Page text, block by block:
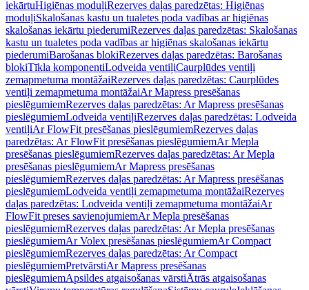
iekārtuHigiēnas moduļiRezerves daļas paredzētas: Higiēnas
moduļiSkalošanas kastu un tualetes poda vadības ar higiēnas
skalošanas iekārtu piederumiRezerves daļas paredzētas: Skalošanas
kastu un tualetes poda vadības ar higiēnas skalošanas iekārtu
piederumiBarošanas blokiRezerves daļas paredzētas: Barošanas
blokiTīkla komponentiLodveida ventiļiCaurplūdes ventiļi
zemapmetuma montāžaiRezerves daļas paredzētas: Caurplūdes
ventiļi zemapmetuma montāžaiAr Mapress presēšanas
pieslēgumiemRezerves daļas paredzētas: Ar Mapress presēšanas
pieslēgumiemLodveida ventiļiRezerves daļas paredzētas: Lodveida
ventiļiAr FlowFit presēšanas pieslēgumiemRezerves daļas
paredzētas: Ar FlowFit presēšanas pieslēgumiemAr Mepla
presēšanas pieslēgumiemRezerves daļas paredzētas: Ar Mepla
presēšanas pieslēgumiemAr Mapress presēšanas
pieslēgumiemRezerves daļas paredzētas: Ar Mapress presēšanas
pieslēgumiemLodveida ventiļi zemapmetuma montāžaiRezerves
daļas paredzētas: Lodveida ventiļi zemapmetuma montāžaiAr
FlowFit preses savienojumiemAr Mepla presēšanas
pieslēgumiemRezerves daļas paredzētas: Ar Mepla presēšanas
pieslēgumiemAr Volex presēšanas pieslēgumiemAr Compact
pieslēgumiemRezerves daļas paredzētas: Ar Compact
pieslēgumiemPretvārstiAr Mapress presēšanas
pieslēgumiemApsildes atgaisošanas vārstiĀtrās atgaisošanas